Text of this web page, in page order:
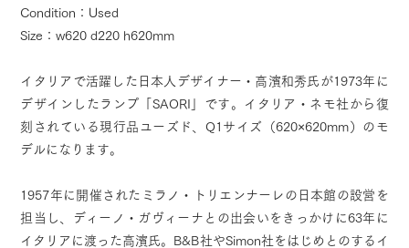
Condition：Used
Size：w620 d220 h620mm
イタリアで活躍した日本人デザイナー・高濱和秀氏が1973年に
デザインしたランプ「SAORI」です。イタリア・ネモ社から復
刻されている現行品ユーズド、Q1サイズ（620×620mm）のモ
デルになります。
1957年に開催されたミラノ・トリエンナーレの日本館の設営を
担当し、ディーノ・ガヴィーナとの出会いをきっかけに63年に
イタリアに渡った高濱氏。B&B社やSimon社をはじめとのするイ